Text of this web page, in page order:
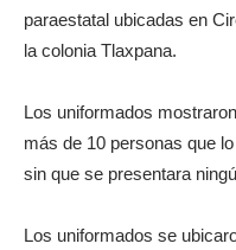
paraestatal ubicadas en
la colonia Tlaxpana.
Los uniformados
más de 10 personas que
sin que se presentara
Los uniformados se